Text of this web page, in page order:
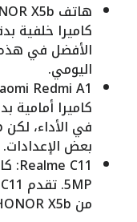
الأفضل في هذه
اليومي.
بعض الإعدادات.
من HONOR X5b من حيث الدقة.